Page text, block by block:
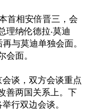
首相安倍晋三，会
理纳伦德拉‧莫迪
与莫迪单独会面。
会面。
谈，双方会谈重点
善两国关系上。下
行双边会谈。